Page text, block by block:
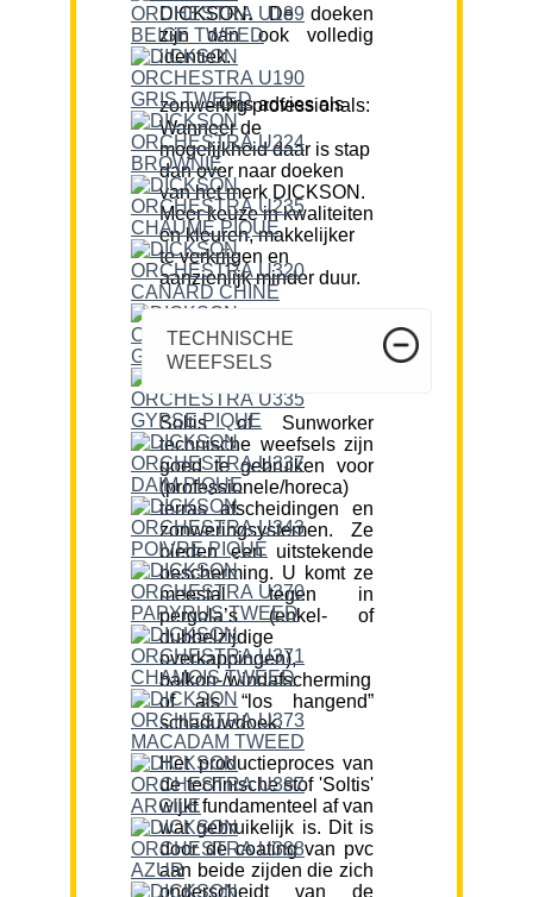
DICKSON. De doeken
zijn dan ook volledig
identiek.
Ons advies als zonwering professionals:
Wanneer de
mogelijkheid daar is stap
dan over naar doeken
van het merk DICKSON.
Meer keuze in kwaliteiten
en kleuren, makkelijker
te verkrijgen en
aanzienlijk minder duur.
TECHNISCHE
WEEFSELS
Soltis of Sunworker
technische weefsels zijn
goed te gebruiken voor
(professionele/horeca)
terras afscheidingen en
zonweringsystemen. Ze
bieden een uitstekende
bescherming. U komt ze
meestal tegen in
pergola’s (enkel- of
dubbelzijdige
overkappingen),
balkon-/windafscherming
of als “los hangend”
schaduwdoek.
Het productieproces van
de technische stof 'Soltis'
wijkt fundamenteel af van
wat gebruikelijk is. Dit is
door de coating van pvc
aan beide zijden die zich
onderscheidt van de